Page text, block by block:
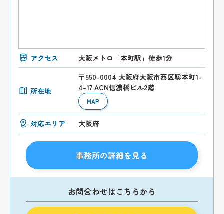
アクセス 大阪メトロ「本町駅」徒歩1分
所在地
〒550-0004 大阪府大阪市西区靱本町1-
4-17 ACN信濃橋ビル2階
MAP
対応エリア 大阪府
事務所の詳細を見る
お問合わせはこちらから